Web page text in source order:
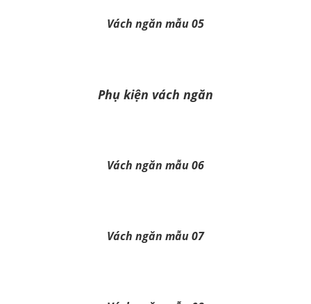
Vách ngăn mẫu 05
Phụ kiện vách ngăn
Vách ngăn mẫu 06
Vách ngăn mẫu 07